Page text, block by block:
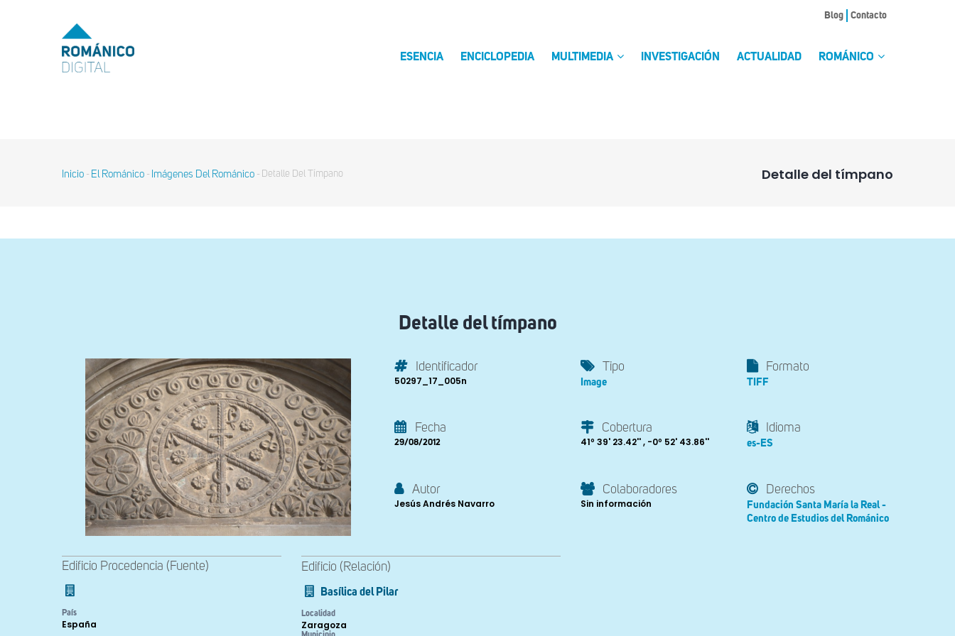
MENU
TOP
Blog Contacto
ESENCIA ENCICLOPEDIA MULTIMEDIA INVESTIGACIÓN ACTUALIDAD ROMÁNICO
Detalle del tímpano
Sobrescribir
Inicio - El Románico - Imágenes Del Románico - Detalle Del Tímpano
Detalle del tímpano
Identificador
50297_17_005n
Tipo
Image
Formato
TIFF
Fecha
29/08/2012
Cobertura
41º 39' 23.42'' , -0º 52' 43.86''
Idioma
es-ES
Autor
Jesús Andrés Navarro
Colaboradores
Sin información
Derechos
Fundación Santa María la Real -
Centro de Estudios del Románico
Edificio Procedencia (Fuente)
País
España
Edificio (Relación)
Basílica del Pilar
Localidad
Zaragoza